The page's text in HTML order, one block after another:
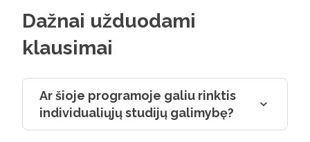
Dažnai užduodami
klausimai
Ar šioje programoje galiu rinktis
individualiųjų studijų galimybę?